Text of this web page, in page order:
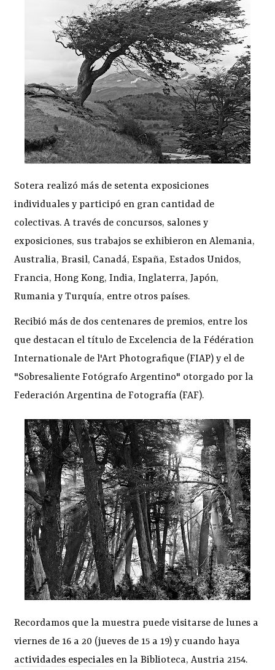
Sotera realizó más de setenta exposiciones
individuales y participó en gran cantidad de
colectivas. A través de concursos, salones y
exposiciones, sus trabajos se exhibieron en Alemania,
Australia, Brasil, Canadá, España, Estados Unidos,
Francia, Hong Kong, India, Inglaterra, Japón,
Rumania y Turquía, entre otros países.
Recibió más de dos centenares de premios, entre los
que destacan el título de Excelencia de la Fédération
Internationale de l'Art Photografique (FIAP) y el de
"Sobresaliente Fotógrafo Argentino" otorgado por la
Federación Argentina de Fotografía (FAF).
Recordamos que la muestra puede visitarse de lunes a
viernes de 16 a 20 (jueves de 15 a 19) y cuando haya
actividades especiales en la Biblioteca, Austria 2154.